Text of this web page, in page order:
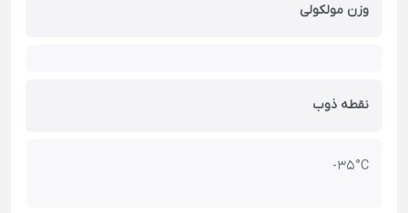
وزن مولکولی
نقطه ذوب
-35 °C